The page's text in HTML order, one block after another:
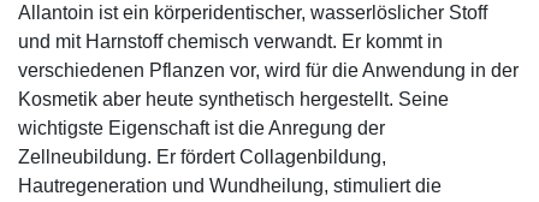
Allantoin ist ein körperidentischer, wasserlöslicher Stoff
und mit Harnstoff chemisch verwandt. Er kommt in
verschiedenen Pflanzen vor, wird für die Anwendung in der
Kosmetik aber heute synthetisch hergestellt. Seine
wichtigste Eigenschaft ist die Anregung der
Zellneubildung. Er fördert Collagenbildung,
Hautregeneration und Wundheilung, stimuliert die